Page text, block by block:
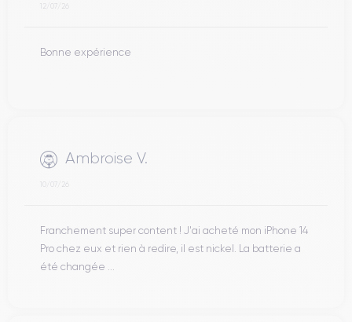
12/07/26
Bonne expérience
Ambroise V.
10/07/26
Franchement super content ! J'ai acheté mon iPhone 14
Pro chez eux et rien à redire, il est nickel. La batterie a
été changée ...